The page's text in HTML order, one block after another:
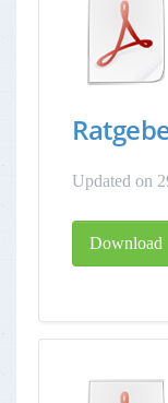
Updated on
Download